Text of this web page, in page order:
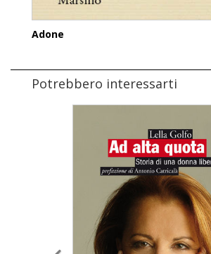
Adone
Potrebbero interessarti